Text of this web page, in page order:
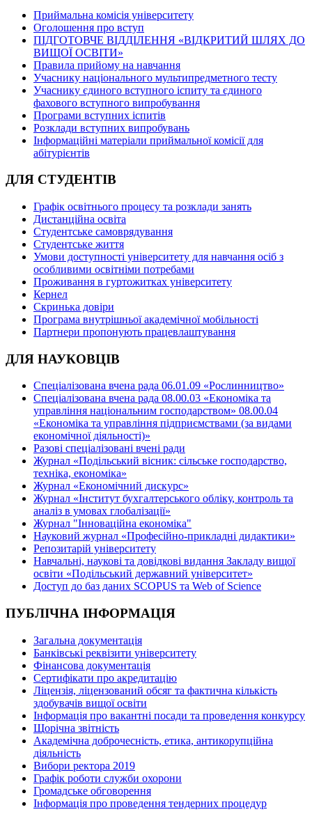
Приймальна комісія університету
Оголошення про вступ
ПІДГОТОВЧЕ ВІДДІЛЕННЯ «ВІДКРИТИЙ ШЛЯХ ДО
ВИЩОЇ ОСВІТИ»
Правила прийому на навчання
Учаснику національного мультипредметного тесту
Учаснику єдиного вступного іспиту та єдиного
фахового вступного випробування
Програми вступних іспитів
Розклади вступних випробувань
Інформаційні матеріали приймальної комісії для
абітурієнтів
ДЛЯ СТУДЕНТІВ
Графік освітнього процесу та розклади занять
Дистанційна освіта
Студентське самоврядування
Студентське життя
Умови доступності університету для навчання осіб з
особливими освітніми потребами
Проживання в гуртожитках університету
Кернел
Скринька довіри
Програма внутрішньої академічної мобільності
Партнери пропонують працевлаштування
ДЛЯ НАУКОВЦІВ
Спеціалізована вчена рада 06.01.09 «Рослинництво»
Спеціалізована вчена рада 08.00.03 «Економіка та
управління національним господарством» 08.00.04
«Економіка та управління підприємствами (за видами
економічної діяльності)»
Разові спеціалізовані вчені ради
Журнал «Подільський вісник: сільське господарство,
техніка, економіка»
Журнал «Економічний дискурс»
Журнал «Інститут бухгалтерського обліку, контроль та
аналіз в умовах глобалізації»
Журнал "Інноваційна економіка"
Науковий журнал «Професійно-прикладні дидактики»
Репозитарій університету
Навчальні, наукові та довідкові видання Закладу вищої
освіти «Подільський державний університет»
Доступ до баз даних SCOPUS та Web of Science
ПУБЛІЧНА ІНФОРМАЦІЯ
Загальна документація
Банківські реквізити університету
Фінансова документація
Сертифікати про акредитацію
Ліцензія, ліцензований обсяг та фактична кількість
здобувачів вищої освіти
Інформація про вакантні посади та проведення конкурсу
Щорічна звітність
Академічна доброчесність, етика, антикорупційна
діяльність
Вибори ректора 2019
Графік роботи служби охорони
Громадське обговорення
Інформація про проведення тендерних процедур